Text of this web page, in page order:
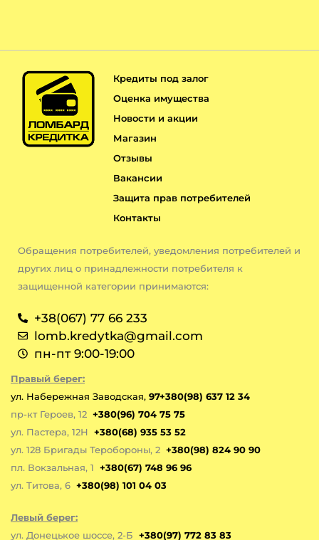
Кредиты под залог
Оценка имущества
Новости и акции
Магазин
Отзывы
Вакансии
Защита прав потребителей
Контакты
Обращения потребителей, уведомления потребителей и
других лиц о принадлежности потребителя к
защищенной категории принимаются:
+38(067) 77 66 233
lomb.kredytka@gmail.com
пн-пт 9:00-19:00
Правый берег:
ул. Набережная Заводская, 97+380(98) 637 12 34
пр-кт Героев, 12 +380(96) 704 75 75
ул. Пастера, 12Н +380(68) 935 53 52
ул. 128 Бригады Теробороны, 2 +380(98) 824 90 90
пл. Вокзальная, 1 +380(67) 748 96 96
ул. Титова, 6 +380(98) 101 04 03
Левый берег:
ул. Донецькое шоссе, 2-Б +380(97) 772 83 83